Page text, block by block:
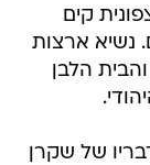
קים
נשיא ארצות
הלבן
של שקרן